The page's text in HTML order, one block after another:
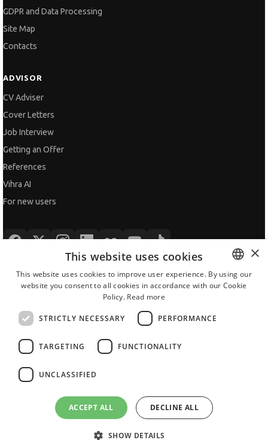
GDPR and Data Processing
Site Map
Contacts
ADVISOR
CV Adviser
Cover Letters
Job Interview
Getting an Offer
References
Vihra AI
For new users
All JobTiger Services
Copyright © 2000-2026 JobTiger. All rights reserved.
BULGARIAN
×
This website uses cookies
This website uses cookies to improve user experience. By using our
website you consent to all cookies in accordance with our Cookie
Policy. Read more
STRICTLY NECESSARY PERFORMANCE
TARGETING FUNCTIONALITY
UNCLASSIFIED
ACCEPT ALL DECLINE ALL
SHOW DETAILS